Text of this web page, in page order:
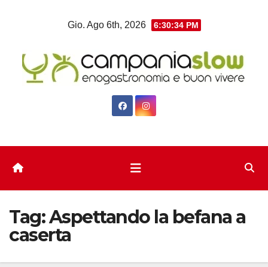
Gio. Ago 6th, 2026 6:30:35 PM
Tag:Aspettando la befana a
caserta